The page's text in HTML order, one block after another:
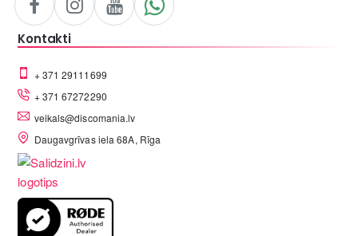
Kontakti
+ 371 29111699
+ 371 67272290
veikals@discomania.lv
Daugavgrīvas iela 68A, Rīga